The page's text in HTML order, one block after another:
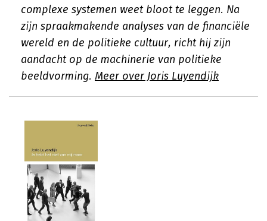
complexe systemen weet bloot te leggen. Na
zijn spraakmakende analyses van de financiële
wereld en de politieke cultuur, richt hij zijn
aandacht op de machinerie van politieke
beeldvorming. Meer over Joris Luyendijk